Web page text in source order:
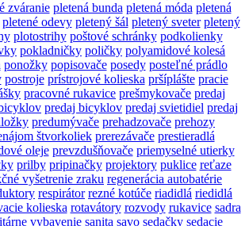
zváranie pletená bunda pletená móda pletená
pletené odevy pletený šál pletený sveter pletený
plotostrihy poštové schránky podkolienky
pokladničky poličky polyamidové kolesá
ponožky popisovače posedy posteľné prádlo
postroje prístrojové kolieska pršíplášte pracie
pracovné rukavice prešmykovače predaj
predaj bicyklov predaj svietidiel predaj
predumývače prehadzovače prehozy
štvorkoliek prerezávače prestieradlá
oleje prevzdušňovače priemyselné utierky
prilby pripinačky projektory puklice reťaze
vyšetrenie zraku regenerácia autobatérie
respirátor rezné kotúče riadidlá riedidlá
kolieska rotavátory rozvody rukavice sadra
vybavenie sanita savo sedačky sedacie